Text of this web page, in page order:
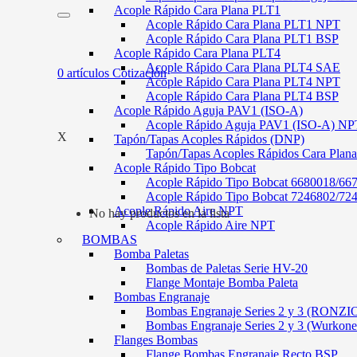
0 artículos Cotización
X
No hay productos en la lista
Acople Rápido Cara Plana PLT1
Acople Rápido Cara Plana PLT1 NPT
Acople Rápido Cara Plana PLT1 BSP
Acople Rápido Cara Plana PLT4
Acople Rápido Cara Plana PLT4 SAE
Acople Rápido Cara Plana PLT4 NPT
Acople Rápido Cara Plana PLT4 BSP
Acople Rápido Aguja PAV1 (ISO-A)
Acople Rápido Aguja PAV1 (ISO-A)
Tapón/Tapas Acoples Rápidos (DNP)
Tapón/Tapas Acoples Rápidos Cara
Acople Rápido Tipo Bobcat
Acople Rápido Tipo Bobcat 6680018/
Acople Rápido Tipo Bobcat 7246802/
Acople Rápido Aire NPT
Acople Rápido Aire NPT
BOMBAS
Bomba Paletas
Bombas de Paletas Serie HV-20
Flange Montaje Bomba Paleta
Bombas Engranaje
Bombas Engranaje Series 2 y 3
Bombas Engranaje Series 2 y 3
Flanges Bombas
Flange Bombas Engranaje Recto BSP